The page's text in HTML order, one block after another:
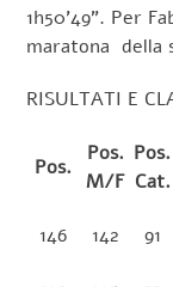
1h50’49”. Per
maratona della
RISULTATI E
Pos.
Pos.
M/F
Pos.
Cat.
146 142 91